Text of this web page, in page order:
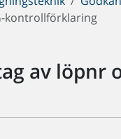
kontrollförklaring
av löpnr